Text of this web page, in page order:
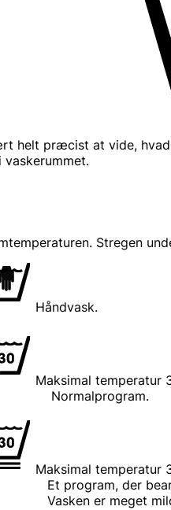
helt præcist at vide,
Stregen
Håndvask.
Maksimal temperatur
Maksimal temperatur
program, der
er meget